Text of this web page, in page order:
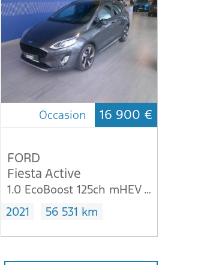
Occasion 16 900 €
FORD
Fiesta Active
1.0 EcoBoost 125ch mHEV Active X
2021
56 531 km